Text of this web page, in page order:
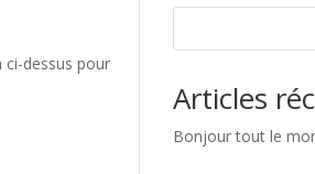
ci-dessus pour
Articles
Bonjour tout le